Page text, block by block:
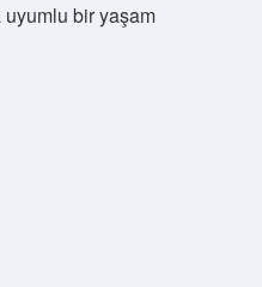
bir yaşam